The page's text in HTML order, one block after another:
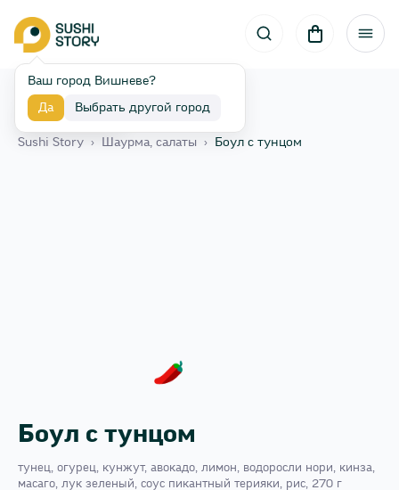
Ваш город Вишневе?
Да Выбрать другой город
Назад
Sushi Story › Шаурма, салаты › Боул с тунцом
Боул с тунцом
тунец, огурец, кунжут, авокадо, лимон, водоросли нори, кинза,
масаго, лук зеленый, соус пикантный терияки, рис, 270 г